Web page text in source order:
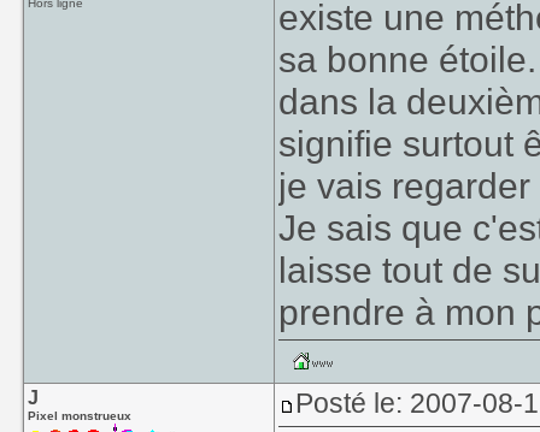
Hors ligne
existe une
sa bonne
dans la
signifie surtout
je vais
Je sais que
laisse tout de
prendre à mon
J
Pixel monstrueux Posté le: 2007-08-